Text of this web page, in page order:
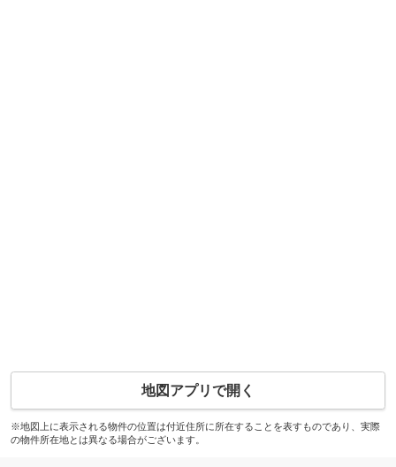
地図アプリで開く
※地図上に表示される物件の位置は付近住所に所在することを表すものであり、実際
の物件所在地とは異なる場合がございます。